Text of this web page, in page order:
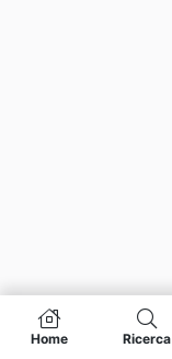
Home Ricerca